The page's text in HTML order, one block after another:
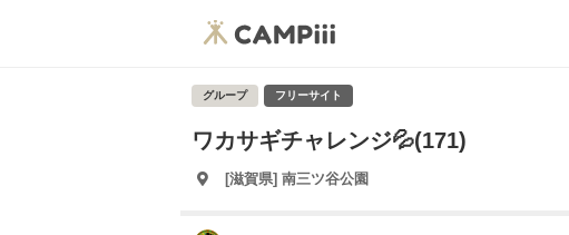
グループ フリーサイト
ワカサギチャレンジ💦(171)
[滋賀県] 南三ツ谷公園